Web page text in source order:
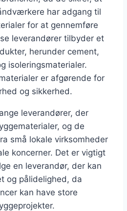
har adgang til
for at gennemføre
leverandører tilbyder et
herunder cement,
isoleringsmaterialer.
er afgørende for
og sikkerhed.
leverandører, der
og de
små lokale virksomheder
koncerner. Det er vigtigt
en leverandør, der kan
og pålidelighed, da
kan have store